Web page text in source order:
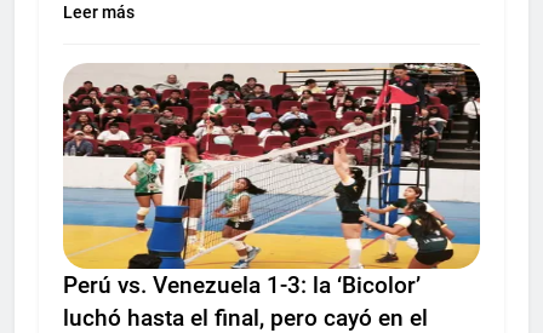
Leer más
Perú vs. Venezuela 1-3: la ‘Bicolor’
luchó hasta el final, pero cayó en el